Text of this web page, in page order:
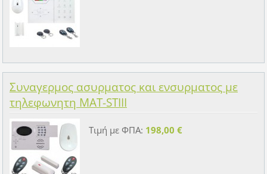
Συναγερμος ασυρματος και ενσυρματος με
τηλεφωνητη MAT-STIII
Τιμή με ΦΠΑ: 198,00 €